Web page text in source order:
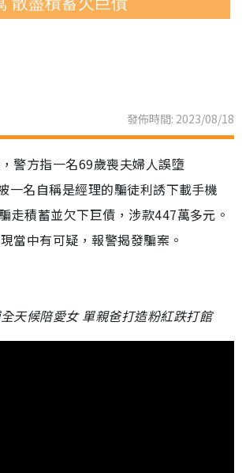
發佈時間: 2023/08/18
警方指一名69歲喪夫婦人誤墮
一名自稱是經理的騙徒利誘下載手機
走積蓄並欠下巨債，涉款447萬多元。
當中有可疑，報警揭發騙案。
天候陪愛女 單親爸打造粉紅跌打館